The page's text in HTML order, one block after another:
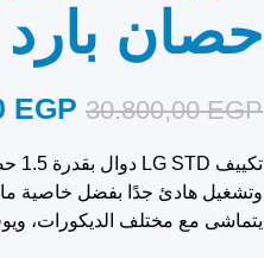
حصان
30.800,00EGP
EGP
وتشغيل هادئ جدًا بفضل خاصية مانع
يتماشى مع مختلف الديكورات،